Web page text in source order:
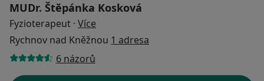
MUDr. Štěpánka Kosková
Fyzioterapeut · Více
Rychnov nad Kněžnou 1 adresa
6 názorů